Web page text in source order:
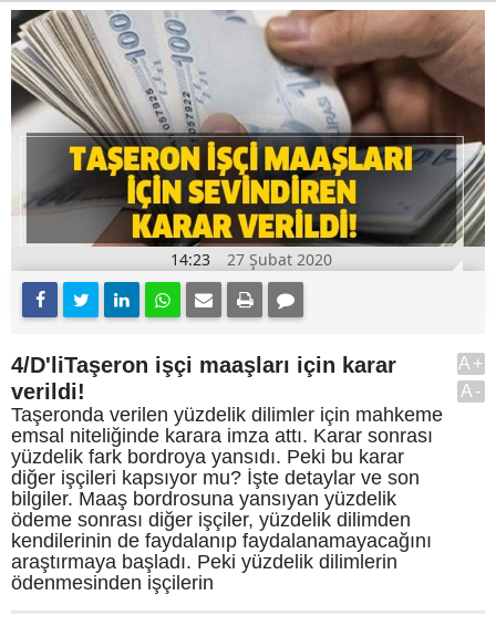
14:23 27 Şubat 2020
4/D'liTaşeron işçi maaşları için karar
verildi!
Taşeronda verilen yüzdelik dilimler için mahkeme
emsal niteliğinde karara imza attı. Karar sonrası
yüzdelik fark bordroya yansıdı. Peki bu karar
diğer işçileri kapsıyor mu? İşte detaylar ve son
bilgiler. Maaş bordrosuna yansıyan yüzdelik
ödeme sonrası diğer işçiler, yüzdelik dilimden
kendilerinin de faydalanıp faydalanamayacağını
araştırmaya başladı. Peki yüzdelik dilimlerin
ödenmesinden işçilerin
A+
A-